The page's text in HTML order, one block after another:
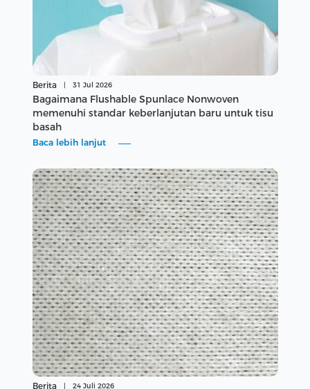
Berita | 31 Jul 2026
Bagaimana Flushable Spunlace Nonwoven
memenuhi standar keberlanjutan baru untuk tisu
basah
Baca lebih lanjut
Berita | 24 Juli 2026